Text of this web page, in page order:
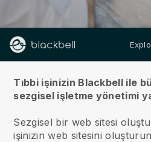
Tıbbi işinizin Blackbell ile
sezgisel işletme yönetimi
Sezgisel bir web sitesi
işinizin web sitesini